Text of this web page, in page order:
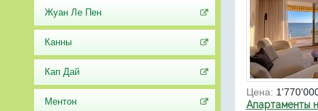
Жуан Ле Пен
Канны
Кап Дай
Ментон
Цена:
Апартаменты